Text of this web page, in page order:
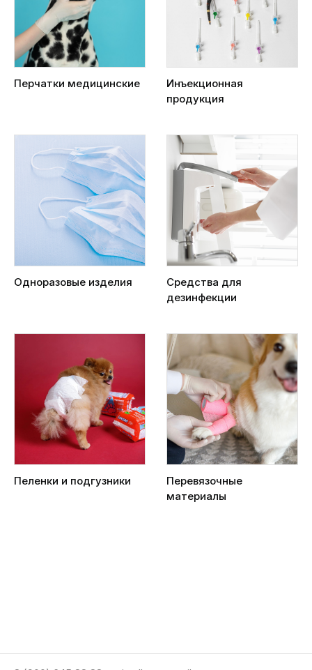
Перчатки медицинские
Инъекционная
продукция
Одноразовые изделия
Средства для
дезинфекции
Пеленки и подгузники
Перевязочные
материалы